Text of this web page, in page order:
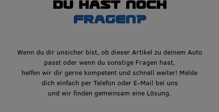
Du hast noch
Fragen?
Wenn du dir unsicher bist, ob dieser Artikel zu deinem Auto
passt oder wenn du sonstige Fragen hast,
helfen wir dir gerne kompetent und schnell weiter! Melde
dich einfach per Telefon oder E-Mail bei uns
und wir finden gemeinsam eine Lösung.